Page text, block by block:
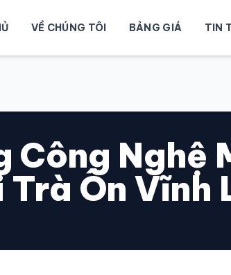
VỀ CHÚNG TÔI BẢNG GIÁ TIN
Công Nghệ
Trà Ôn Vĩnh